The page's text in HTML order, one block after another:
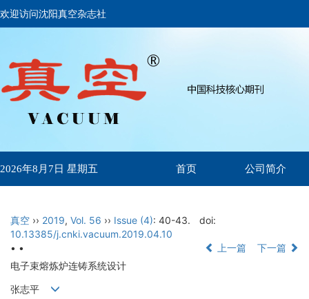
欢迎访问沈阳真空杂志社
2026年8月7日 星期五 首页 公司简介
真空 ›› 2019, Vol. 56 ›› Issue (4): 40-43.
doi:
10.13385/j.cnki.vacuum.2019.04.10
• •
上一篇
下一篇
电子束熔炼炉连铸系统设计
张志平